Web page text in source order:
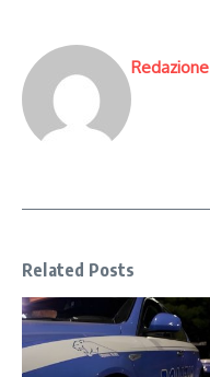
Redazione
Related Posts